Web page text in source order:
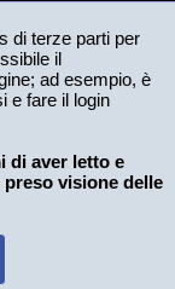
di terze parti per
il
ad esempio, è
e fare il login
di aver letto e
preso visione delle